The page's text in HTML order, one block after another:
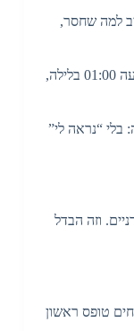
למה שחסר,
– מצמצמת טעויות אנוש: כי כשעייפים בשעה 01:00 בלילה,
“נראה לי”
וזה הבדל